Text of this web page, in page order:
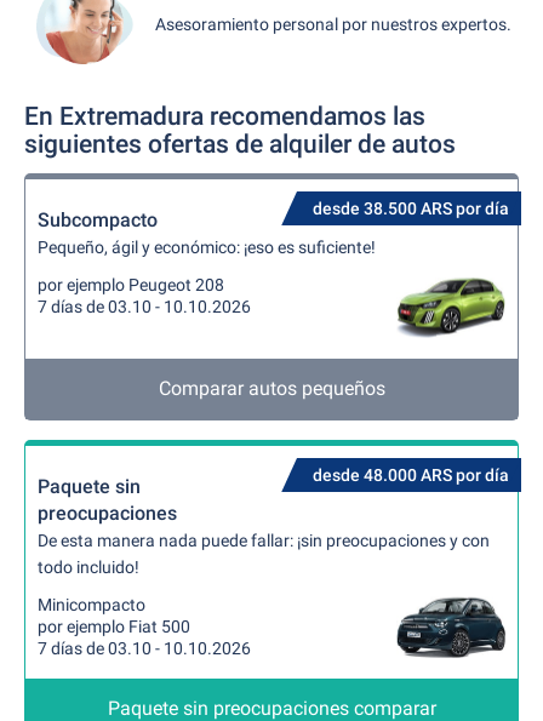
Asesoramiento personal por nuestros expertos.
En Extremadura recomendamos las
siguientes ofertas de alquiler de autos
desde 38.500 ARS por día
Subcompacto
Pequeño, ágil y económico: ¡eso es suficiente!
por ejemplo Peugeot 208
7 días de 03.10 - 10.10.2026
Comparar autos pequeños
desde 48.000 ARS por día
Paquete sin
preocupaciones
De esta manera nada puede fallar: ¡sin preocupaciones y con
todo incluido!
Minicompacto
por ejemplo Fiat 500
7 días de 03.10 - 10.10.2026
Paquete sin preocupaciones comparar